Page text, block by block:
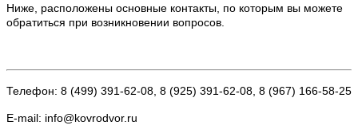
Ниже, расположены основные контакты, по которым вы можете
обратиться при возникновении вопросов.
Телефон: 8 (499) 391-62-08, 8 (925) 391-62-08, 8 (967) 166-58-25
E-mail: info@kovrodvor.ru